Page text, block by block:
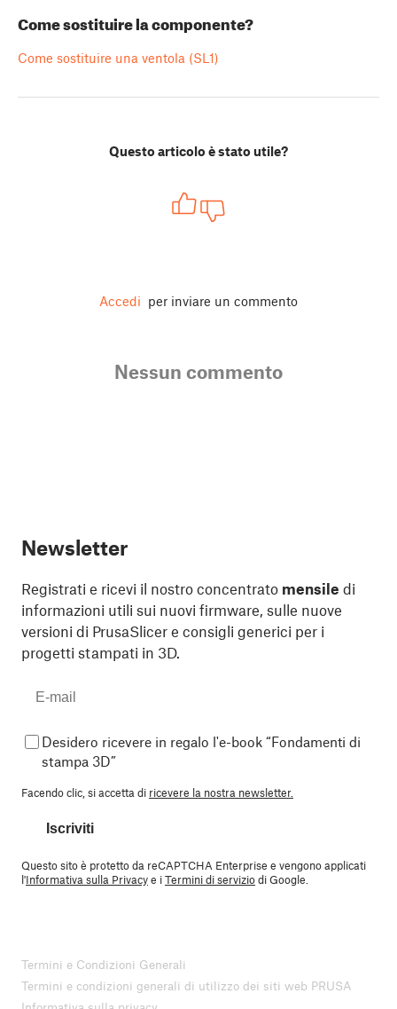
Come sostituire la componente?
Come sostituire una ventola (SL1)
Questo articolo è stato utile?
Accedi per inviare un commento
Nessun commento
Newsletter
Registrati e ricevi il nostro concentrato mensile di
informazioni utili sui nuovi firmware, sulle nuove
versioni di PrusaSlicer e consigli generici per i
progetti stampati in 3D.
Desidero ricevere in regalo l'e-book “Fondamenti di
stampa 3D”
Facendo clic, si accetta di ricevere la nostra newsletter.
Iscriviti
Questo sito è protetto da reCAPTCHA Enterprise e vengono applicati
l'Informativa sulla Privacye iTermini di serviziodi Google.
Termini e Condizioni Generali
Termini e condizioni generali di utilizzo dei siti web PRUSA